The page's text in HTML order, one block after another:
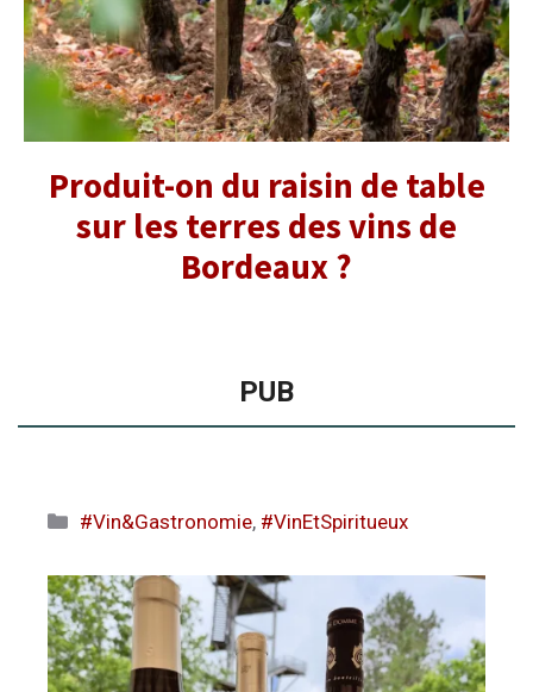
Produit-on du raisin de table
sur les terres des vins de
Bordeaux ?
PUB
Catégories
#Vin&Gastronomie, #VinEtSpiritueux